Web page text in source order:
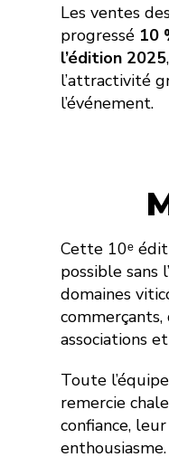
Les ventes
progressé 10
l’édition 2025
l’attractivité
l’événement.
Cette 10ᵉ
possible sans
domaines
associations
Toute
remercie
confiance,
enthousiasme.